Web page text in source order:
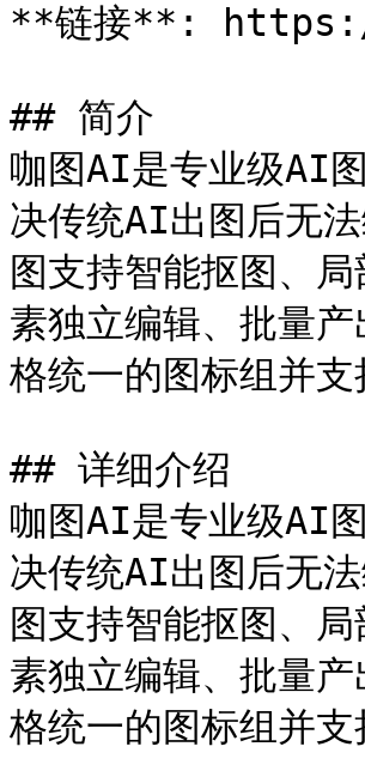
**链接**:
## 简介
咖图AI是专业级AI
决传统AI出图后无
图支持智能抠图、
素独立编辑、批量
格统一的图标组并支
## 详细介绍
咖图AI是专业级AI
决传统AI出图后无
图支持智能抠图、
素独立编辑、批量
格统一的图标组并支